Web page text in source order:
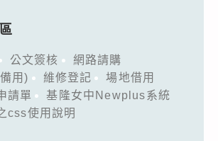
公文簽核
網路請購
用)
維修登記
場地借用
請單
基隆女中Newplus系統
css使用說明